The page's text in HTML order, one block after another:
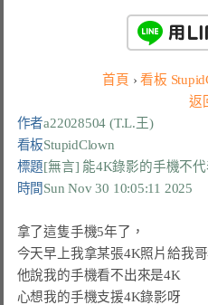
首頁 › 看板
返
作者a22028504 (T.L.王)
看板StupidClown
標題[無言] 能4K錄影的手機不
時間Sun Nov 30 10:05:11 2025
拿了這隻手機5年了，
今天早上我拿某張4K照片給我
他說我的手機看不出來是4K
心想我的手機支援4K錄影呀